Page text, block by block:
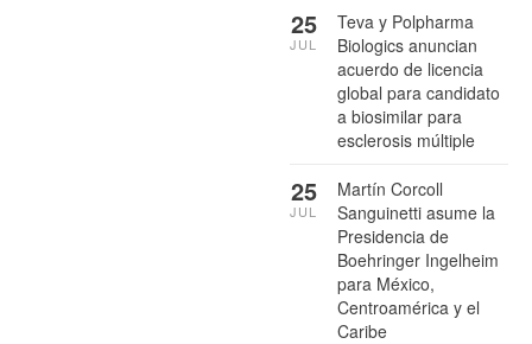
Teva y Polpharma
Biologics anuncian
acuerdo de licencia
global para candidato
a biosimilar para
esclerosis múltiple
25
JUL
Martín Corcoll
Sanguinetti asume la
Presidencia de
Boehringer Ingelheim
para México,
Centroamérica y el
Caribe
25
JUL